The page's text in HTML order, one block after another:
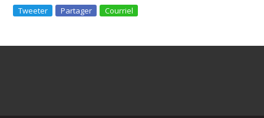
Tweeter Partager Courriel